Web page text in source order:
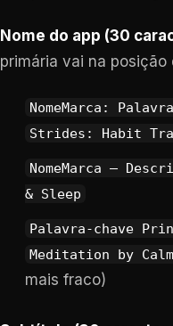
Nome do app (30
primária vai na posição
NomeMarca:
Strides: Habit
NomeMarca —
& Sleep
Palavra-chave
Meditation by Calm
mais fraco)